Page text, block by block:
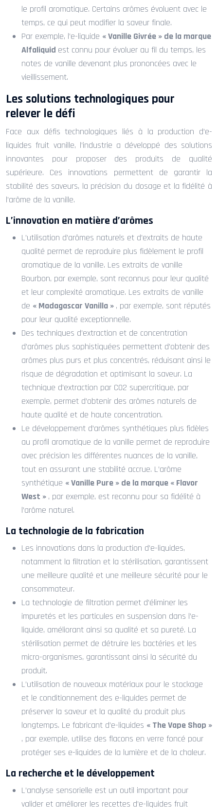
le profil aromatique. Certains arômes évoluent avec le
temps, ce qui peut modifier la saveur finale.
Par exemple, l’e-liquide « Vanille Givrée » de la marque
Alfaliquid est connu pour évoluer au fil du temps, les
notes de vanille devenant plus prononcées avec le
vieillissement.
Les solutions technologiques pour
relever le défi
Face aux défis technologiques liés à la production d’e-
liquides fruit vanille, l’industrie a développé des solutions
innovantes pour proposer des produits de qualité
supérieure. Ces innovations permettent de garantir la
stabilité des saveurs, la précision du dosage et la fidélité à
l’arôme de la vanille.
L’innovation en matière d’arômes
L’utilisation d’arômes naturels et d’extraits de haute
qualité permet de reproduire plus fidèlement le profil
aromatique de la vanille. Les extraits de vanille
Bourbon, par exemple, sont reconnus pour leur qualité
et leur complexité aromatique. Les extraits de vanille
de « Madagascar Vanilla » , par exemple, sont réputés
pour leur qualité exceptionnelle.
Des techniques d’extraction et de concentration
d’arômes plus sophistiquées permettent d’obtenir des
arômes plus purs et plus concentrés, réduisant ainsi le
risque de dégradation et optimisant la saveur. La
technique d’extraction par CO2 supercritique, par
exemple, permet d’obtenir des arômes naturels de
haute qualité et de haute concentration.
Le développement d’arômes synthétiques plus fidèles
au profil aromatique de la vanille permet de reproduire
avec précision les différentes nuances de la vanille,
tout en assurant une stabilité accrue. L’arôme
synthétique « Vanille Pure » de la marque « Flavor
West » , par exemple, est reconnu pour sa fidélité à
l’arôme naturel.
La technologie de la fabrication
Les innovations dans la production d’e-liquides,
notamment la filtration et la stérilisation, garantissent
une meilleure qualité et une meilleure sécurité pour le
consommateur.
La technologie de filtration permet d’éliminer les
impuretés et les particules en suspension dans l’e-
liquide, améliorant ainsi sa qualité et sa pureté. La
stérilisation permet de détruire les bactéries et les
micro-organismes, garantissant ainsi la sécurité du
produit.
L’utilisation de nouveaux matériaux pour le stockage
et le conditionnement des e-liquides permet de
préserver la saveur et la qualité du produit plus
longtemps. Le fabricant d’e-liquides « The Vape Shop »
, par exemple, utilise des flacons en verre foncé pour
protéger ses e-liquides de la lumière et de la chaleur.
La recherche et le développement
L’analyse sensorielle est un outil important pour
valider et améliorer les recettes d’e-liquides fruit